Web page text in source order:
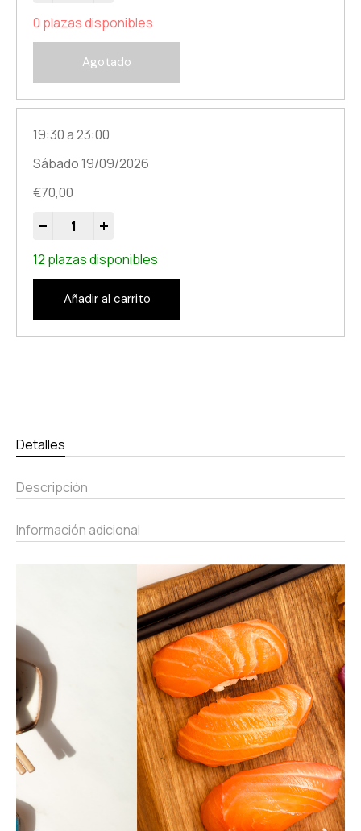
0 plazas disponibles
Agotado
19:30 a 23:00
Sábado 19/09/2026
€70,00
12 plazas disponibles
Añadir al carrito
Detalles
Descripción
Información adicional